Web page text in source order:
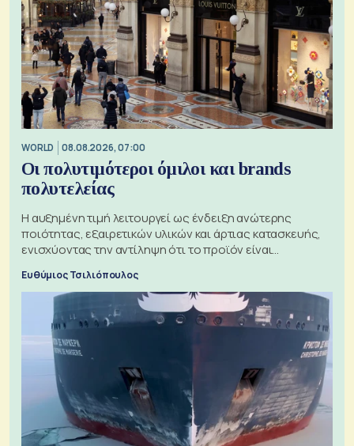
WORLD 08.08.2026, 07:00
Οι πολυτιμότεροι όμιλοι και brands
πολυτελείας
Η αυξημένη τιμή λειτουργεί ως ένδειξη ανώτερης
ποιότητας, εξαιρετικών υλικών και άρτιας κατασκευής,
ενισχύοντας την αντίληψη ότι το προϊόν είναι
Ευθύμιος Τσιλιόπουλος